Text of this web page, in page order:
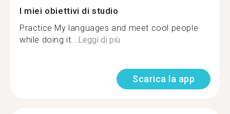
I miei obiettivi di studio
Practice My languages and meet cool people
while doing it...Leggi di più
Scarica la app